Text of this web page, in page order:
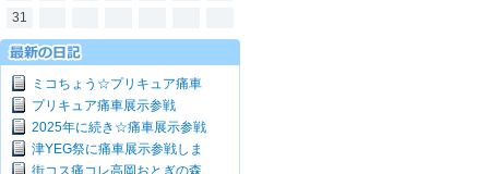
31
ミコちょう☆プリキュア痛車
プリキュア痛車展示参戦
2025年に続き☆痛車展示参戦
津YEG祭に痛車展示参戦しま
街コス痛コレ高岡おとぎの森